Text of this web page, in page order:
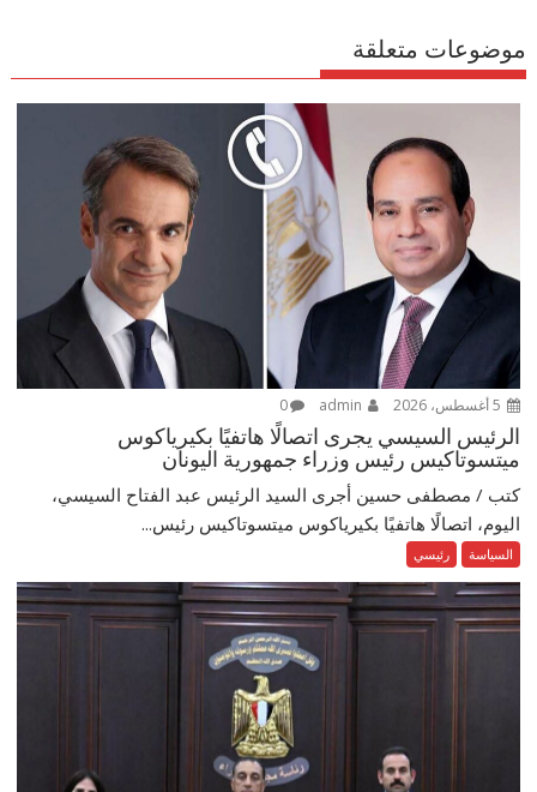
موضوعات متعلقة
0
الرئيس السيسي يجرى اتصالًا هاتفيًا بكيرياكوس
ميتسوتاكيس رئيس وزراء جمهورية اليونان
كتب / مصطفى حسين أجرى السيد الرئيس عبد الفتاح السيسي،
اليوم، اتصالًا هاتفيًا بكيرياكوس ميتسوتاكيس رئيس...
السياسة رئيسي